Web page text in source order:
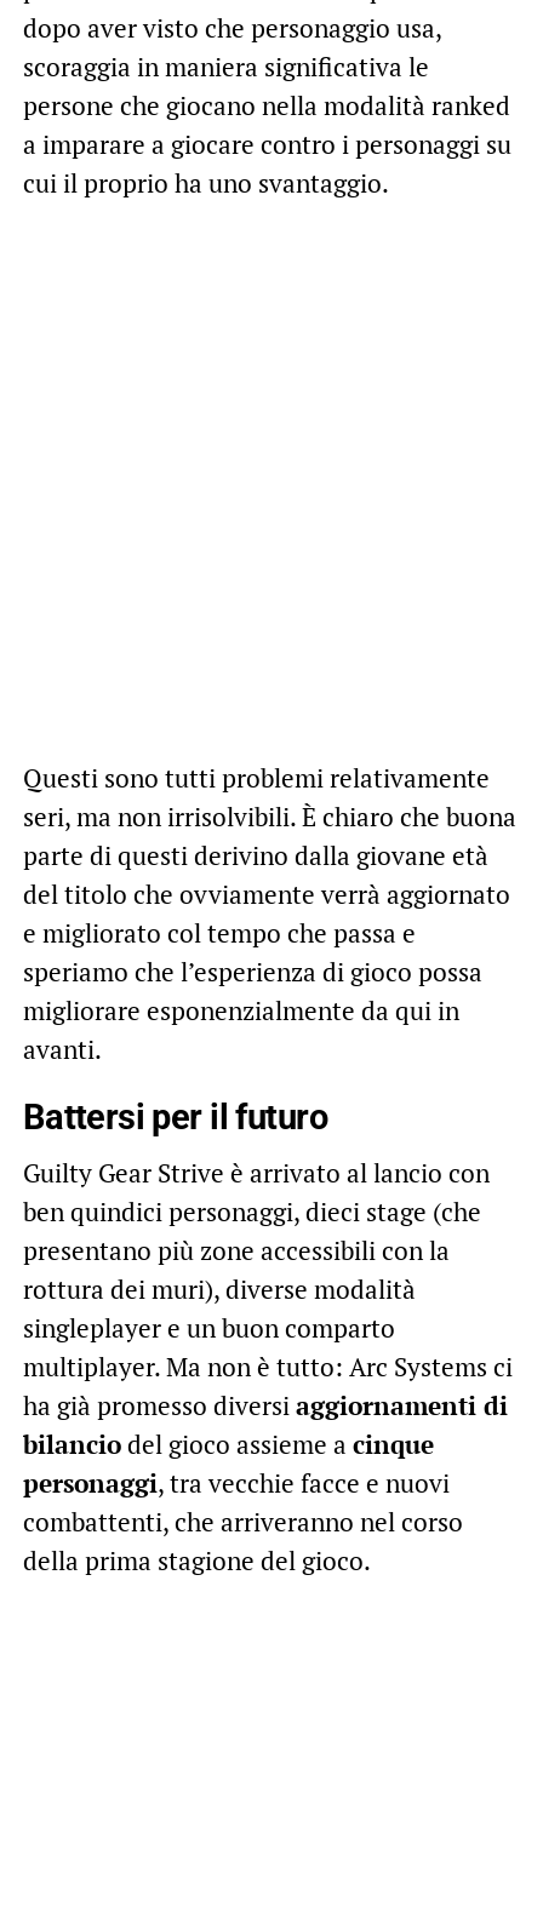
dopo aver visto che personaggio usa,
scoraggia in maniera significativa le
persone che giocano nella modalità ranked
a imparare a giocare contro i personaggi su
cui il proprio ha uno svantaggio.
Questi sono tutti problemi relativamente
seri, ma non irrisolvibili. È chiaro che buona
parte di questi derivino dalla giovane età
del titolo che ovviamente verrà aggiornato
e migliorato col tempo che passa e
speriamo che l’esperienza di gioco possa
migliorare esponenzialmente da qui in
avanti.
Battersi per il futuro
Guilty Gear Strive è arrivato al lancio con
ben quindici personaggi, dieci stage (che
presentano più zone accessibili con la
rottura dei muri), diverse modalità
singleplayer e un buon comparto
multiplayer. Ma non è tutto: Arc Systems ci
ha già promesso diversiaggiornamenti di
bilanciodel gioco assieme a cinque
personaggi, tra vecchie facce e nuovi
combattenti, che arriveranno nel corso
della prima stagione del gioco.